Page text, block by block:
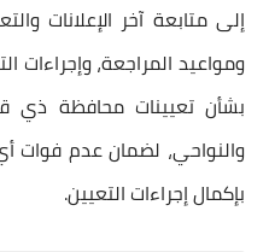
إلى متابعة آخر الإعلانات
ومواعيد المراجعة، وإجراءات
بشأنتعيينات محافظة ذي قار
والنواحي، لضمان عدم
بإكمال إجراءات التعيين.